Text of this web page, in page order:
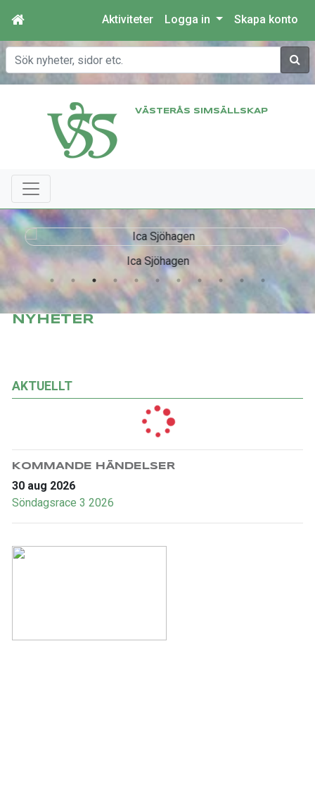
Aktiviteter Logga in Skapa konto
Sök
VÄSTERÅS SIMSÄLLSKAP
Ica Sjöhagen
AKTUELLT
KOMMANDE HÄNDELSER
30 aug 2026
Söndagsrace 3 2026
NYHETER